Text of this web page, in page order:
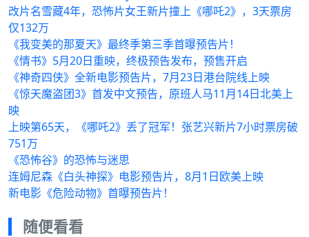
改片名雪藏4年，恐怖片女王新片撞上《哪吒2》，3天票房
仅132万
《我变美的那夏天》最终季第三季首曝预告片！
《情书》5月20日重映，终极预告发布，预售开启
《神奇四侠》全新电影预告片，7月23日港台院线上映
《惊天魔盗团3》首发中文预告，原班人马11月14日北美上
映
上映第65天，《哪吒2》丢了冠军！张艺兴新片7小时票房破
751万
《恐怖谷》的恐怖与迷思
连姆尼森《白头神探》电影预告片，8月1日欧美上映
新电影《危险动物》首曝预告片！
随便看看